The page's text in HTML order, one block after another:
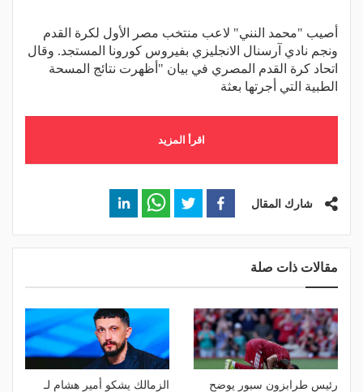
أصيب "محمد النني" لاعب منتخب مصر الأول لكرة القدم
ونجم نادي آرسنال الانجليزي بفيروس كورونا المستجد. وقال
اتحاد كرة القدم المصري في بيان "أظهرت نتائج المسحة
الطبية التي أجرتها بعثة
اقرأ المزيد
شارك المقال
مقالات ذات صلة
رئيس طرابزون سبور يوضح
الزمالك يشكو أمير هشام لـ